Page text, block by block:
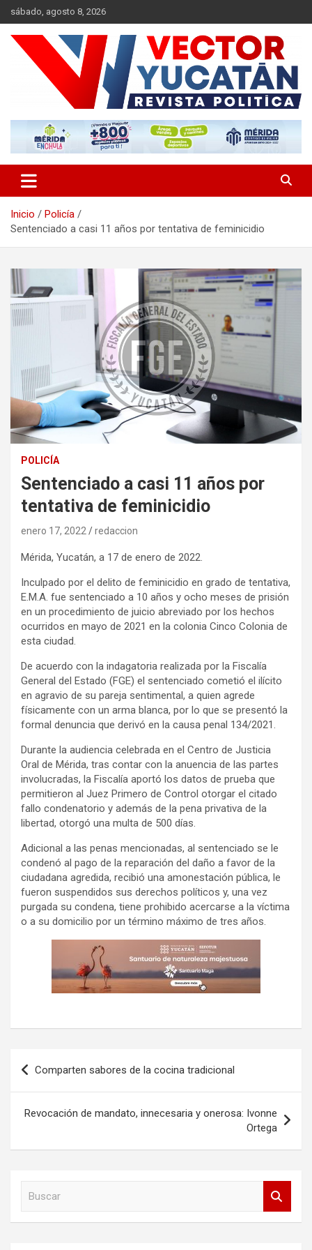
Saltar
al
contenido
sábado, agosto 8, 2026
Vector Yucatán
Inicio
Policía
Sentenciado a casi 11 años por tentativa de feminicidio
POLICÍA
Sentenciado a casi 11 años por
tentativa de feminicidio
enero 17, 2022 redaccion
Mérida, Yucatán, a 17 de enero de 2022.
Inculpado por el delito de feminicidio en grado de tentativa,
E.M.A. fue sentenciado a 10 años y ocho meses de prisión
en un procedimiento de juicio abreviado por los hechos
ocurridos en mayo de 2021 en la colonia Cinco Colonia de
esta ciudad.
De acuerdo con la indagatoria realizada por la Fiscalía
General del Estado (FGE) el sentenciado cometió el ilícito
en agravio de su pareja sentimental, a quien agrede
físicamente con un arma blanca, por lo que se presentó la
formal denuncia que derivó en la causa penal 134/2021.
Durante la audiencia celebrada en el Centro de Justicia
Oral de Mérida, tras contar con la anuencia de las partes
involucradas, la Fiscalía aportó los datos de prueba que
permitieron al Juez Primero de Control otorgar el citado
fallo condenatorio y además de la pena privativa de la
libertad, otorgó una multa de 500 días.
Adicional a las penas mencionadas, al sentenciado se le
condenó al pago de la reparación del daño a favor de la
ciudadana agredida, recibió una amonestación pública, le
fueron suspendidos sus derechos políticos y, una vez
purgada su condena, tiene prohibido acercarse a la víctima
o a su domicilio por un término máximo de tres años.
Navegación
de
entradas
Comparten sabores de la cocina tradicional
Revocación de mandato, innecesaria y onerosa: Ivonne
Ortega